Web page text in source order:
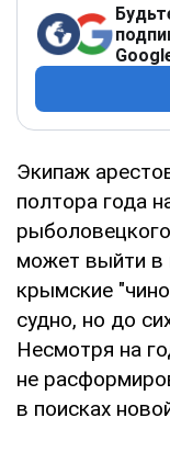
Экипаж
полтора года
может выйти в
крымские
судно, но до
Несмотря на
не
в поисках